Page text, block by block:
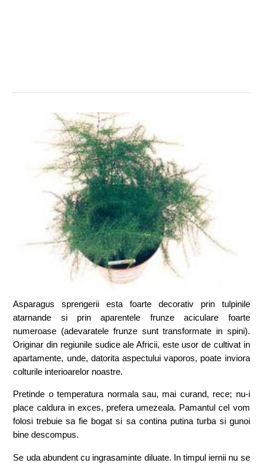
Asparagus sprengerii esta foarte decorativ prin tulpinile
atarnande si prin aparentele frunze aciculare foarte
numeroase (adevaratele frunze sunt transformate in spini).
Originar din regiunile sudice ale Africii, este usor de cultivat in
apartamente, unde, datorita aspectului vaporos, poate inviora
colturile interioarelor noastre.
Pretinde o temperatura normala sau, mai curand, rece; nu-i
place caldura in exces, prefera umezeala. Pamantul cel vom
folosi trebuie sa fie bogat si sa contina putina turba si gunoi
bine descompus.
Se uda abundent cu ingrasaminte diluate. In timpul iernii nu se